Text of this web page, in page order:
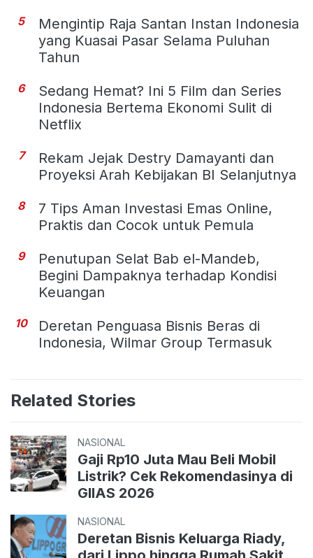
5
Mengintip Raja Santan Instan Indonesia
yang Kuasai Pasar Selama Puluhan
Tahun
6
Sedang Hemat? Ini 5 Film dan Series
Indonesia Bertema Ekonomi Sulit di
Netflix
7
Rekam Jejak Destry Damayanti dan
Proyeksi Arah Kebijakan BI Selanjutnya
8
7 Tips Aman Investasi Emas Online,
Praktis dan Cocok untuk Pemula
9
Penutupan Selat Bab el-Mandeb,
Begini Dampaknya terhadap Kondisi
Keuangan
10
Deretan Penguasa Bisnis Beras di
Indonesia, Wilmar Group Termasuk
Related Stories
NASIONAL
Gaji Rp10 Juta Mau Beli Mobil
Listrik? Cek Rekomendasinya di
GIIAS 2026
NASIONAL
Deretan Bisnis Keluarga Riady,